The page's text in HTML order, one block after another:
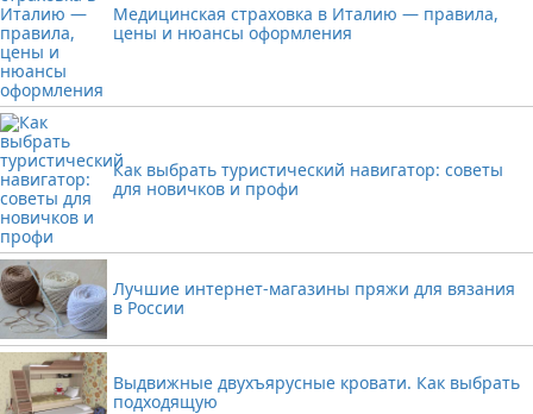
Медицинская страховка в Италию — правила,
цены и нюансы оформления
Как выбрать туристический навигатор: советы
для новичков и профи
Лучшие интернет-магазины пряжи для вязания
в России
Выдвижные двухъярусные кровати. Как выбрать
подходящую